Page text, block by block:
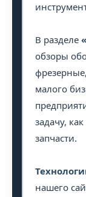
В разделе
обзоры
малого
задачу,
запчасти.
нашего